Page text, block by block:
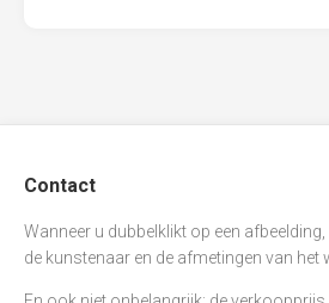
Contact
Wanneer u dubbelklikt op een
de kunstenaar en de afmetingen van het